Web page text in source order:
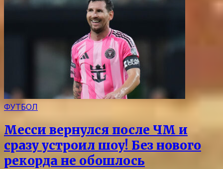
ФУТБОЛ
Месси вернулся после ЧМ и
сразу устроил шоу! Без нового
рекорда не обошлось